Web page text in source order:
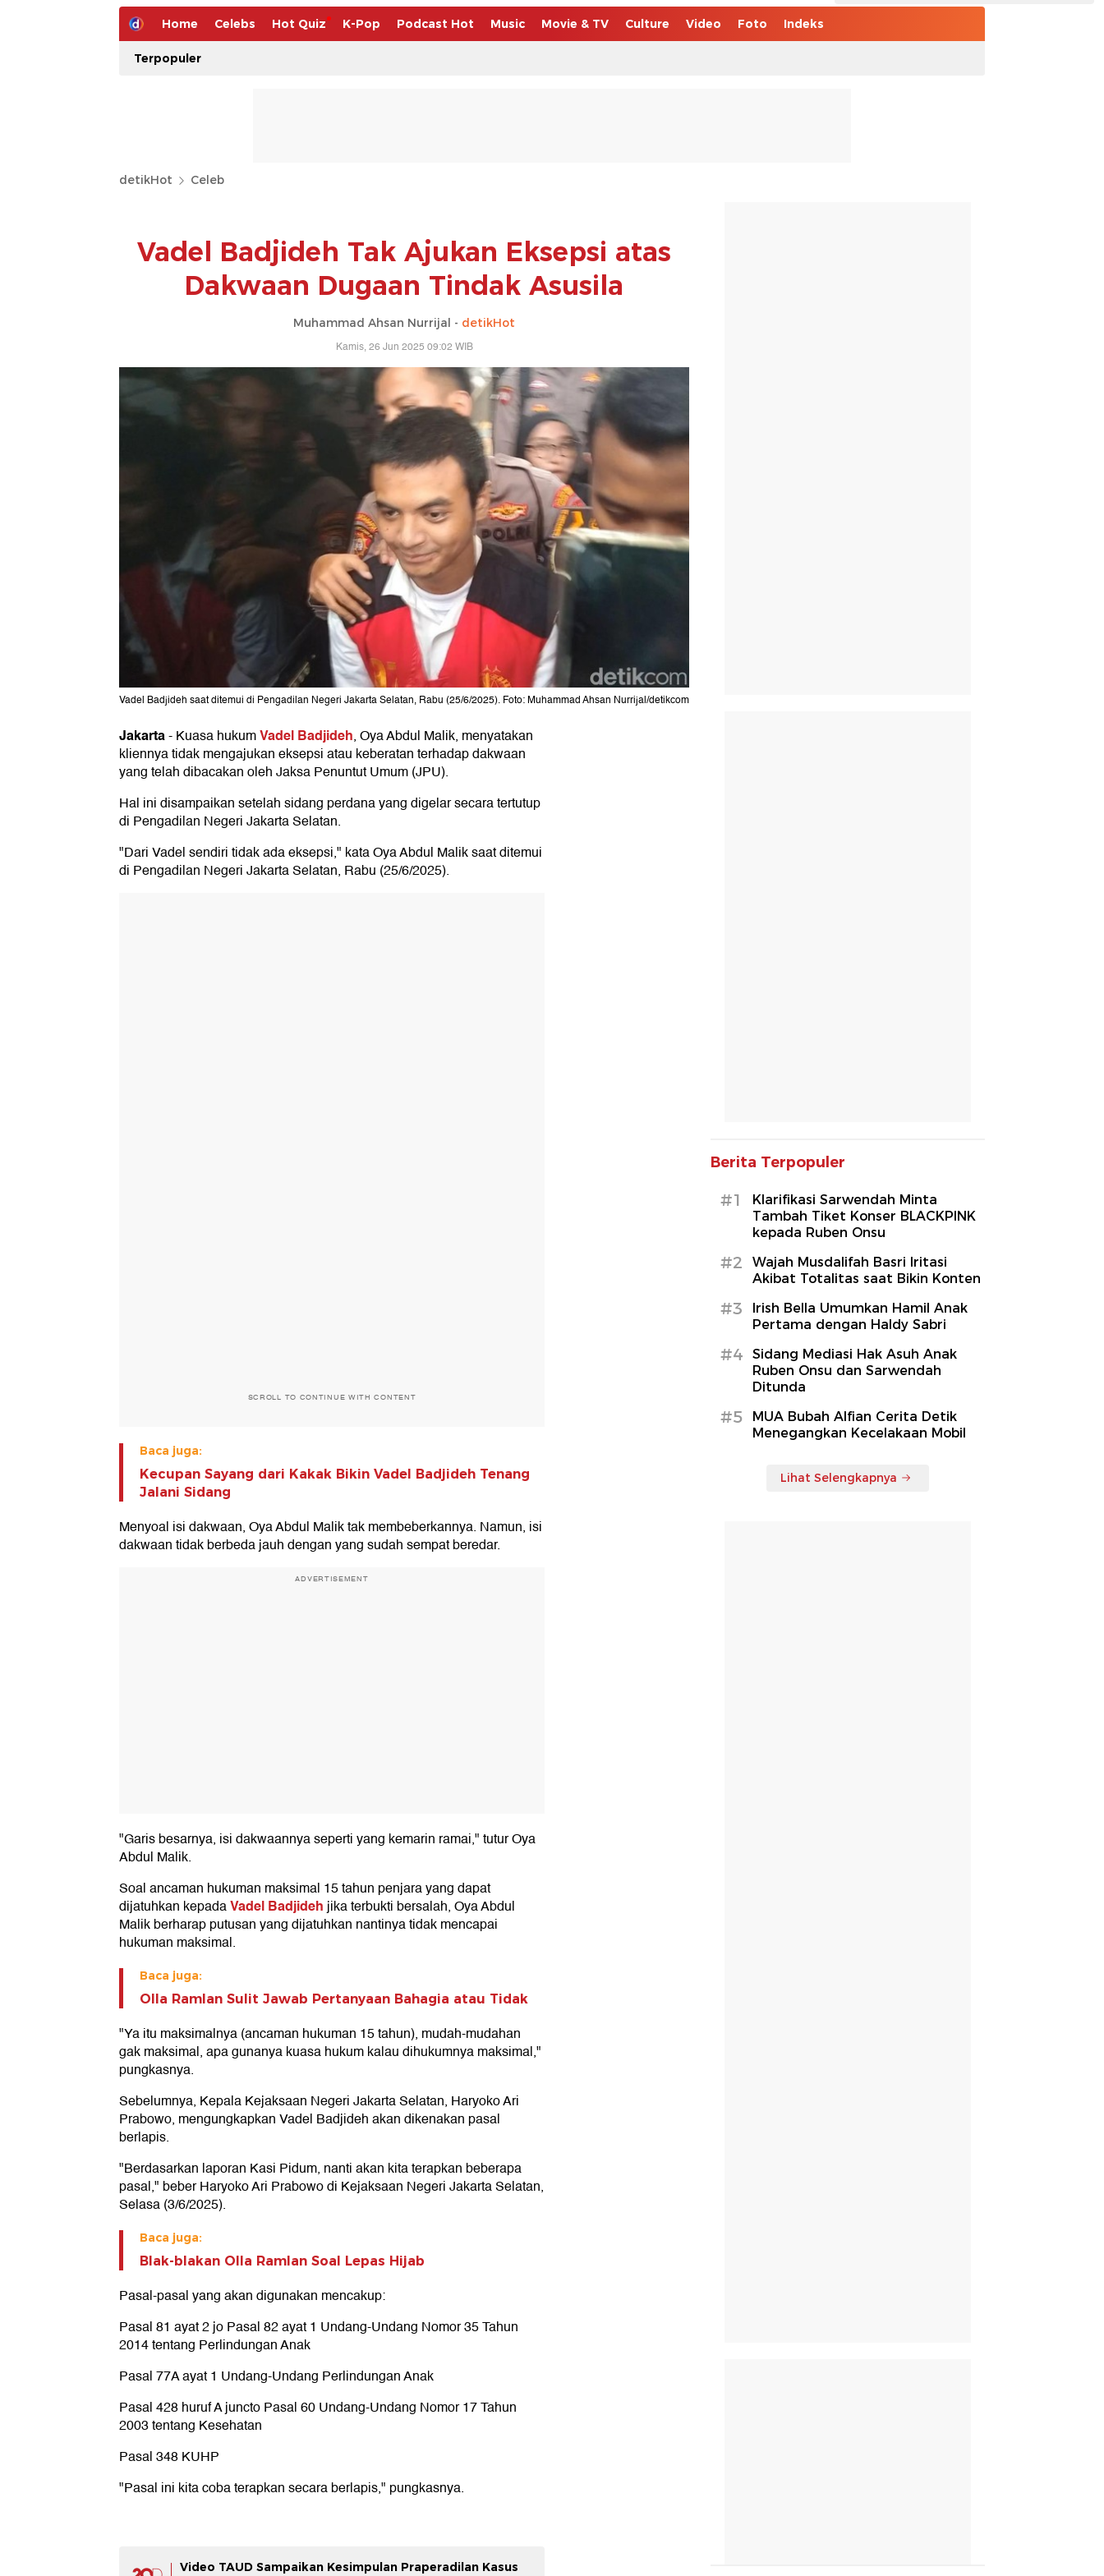
Home Celebs Hot Quiz K-Pop Podcast Hot Music Movie & TV Culture Video Foto Indeks
Terpopuler
detikHot Celeb
Vadel Badjideh Tak Ajukan Eksepsi atas
Dakwaan Dugaan Tindak Asusila
Muhammad Ahsan Nurrijal - detikHot
Kamis, 26 Jun 2025 09:02 WIB
Vadel Badjideh saat ditemui di Pengadilan Negeri Jakarta Selatan, Rabu (25/6/2025). Foto: Muhammad Ahsan Nurrijal/detikcom
Jakarta-Kuasa hukumVadel Badjideh, Oya Abdul Malik, menyatakan
kliennya tidak mengajukan eksepsi atau keberatan terhadap dakwaan
yang telah dibacakan oleh Jaksa Penuntut Umum (JPU).
Hal ini disampaikan setelah sidang perdana yang digelar secara tertutup
di Pengadilan Negeri Jakarta Selatan.
"Dari Vadel sendiri tidak ada eksepsi," kata Oya Abdul Malik saat ditemui
di Pengadilan Negeri Jakarta Selatan, Rabu (25/6/2025).
SCROLL TO CONTINUE WITH CONTENT
Baca juga:
Kecupan Sayang dari Kakak Bikin Vadel Badjideh Tenang
Jalani Sidang
Menyoal isi dakwaan, Oya Abdul Malik tak membeberkannya. Namun, isi
dakwaan tidak berbeda jauh dengan yang sudah sempat beredar.
ADVERTISEMENT
"Garis besarnya, isi dakwaannya seperti yang kemarin ramai," tutur Oya
Abdul Malik.
Soal ancaman hukuman maksimal 15 tahun penjara yang dapat
dijatuhkan kepadaVadel Badjidehjika terbukti bersalah, Oya Abdul
Malik berharap putusan yang dijatuhkan nantinya tidak mencapai
hukuman maksimal.
Baca juga:
Olla Ramlan Sulit Jawab Pertanyaan Bahagia atau Tidak
"Ya itu maksimalnya (ancaman hukuman 15 tahun), mudah-mudahan
gak maksimal, apa gunanya kuasa hukum kalau dihukumnya maksimal,"
pungkasnya.
Sebelumnya, Kepala Kejaksaan Negeri Jakarta Selatan, Haryoko Ari
Prabowo, mengungkapkan Vadel Badjideh akan dikenakan pasal
berlapis.
"Berdasarkan laporan Kasi Pidum, nanti akan kita terapkan beberapa
pasal," beber Haryoko Ari Prabowo di Kejaksaan Negeri Jakarta Selatan,
Selasa (3/6/2025).
Baca juga:
Blak-blakan Olla Ramlan Soal Lepas Hijab
Pasal-pasal yang akan digunakan mencakup:
Pasal 81 ayat 2 jo Pasal 82 ayat 1 Undang-Undang Nomor 35 Tahun
2014 tentang Perlindungan Anak
Pasal 77A ayat 1 Undang-Undang Perlindungan Anak
Pasal 428 huruf A juncto Pasal 60 Undang-Undang Nomor 17 Tahun
2003 tentang Kesehatan
Pasal 348 KUHP
"Pasal ini kita coba terapkan secara berlapis," pungkasnya.
Video TAUD Sampaikan Kesimpulan Praperadilan Kasus
Berita Terpopuler
#1
Klarifikasi Sarwendah Minta
Tambah Tiket Konser BLACKPINK
kepada Ruben Onsu
#2
Wajah Musdalifah Basri Iritasi
Akibat Totalitas saat Bikin Konten
#3
Irish Bella Umumkan Hamil Anak
Pertama dengan Haldy Sabri
#4
Sidang Mediasi Hak Asuh Anak
Ruben Onsu dan Sarwendah
Ditunda
#5
MUA Bubah Alfian Cerita Detik
Menegangkan Kecelakaan Mobil
Lihat Selengkapnya